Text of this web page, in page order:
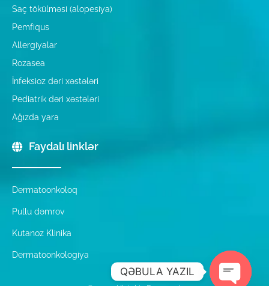
Saç tökülməsi (alopesiya)
Pemfiqus
Allergiyalar
Rozasea
İnfeksioz dəri xəstələri
Pediatrik dəri xəstələri
Ağızda yara
Faydalı linklər
Dermatoonkoloq
Pullu dəmrov
Kutanoz Klinika
Dermatoonkologiya
QƏBULA YAZIL